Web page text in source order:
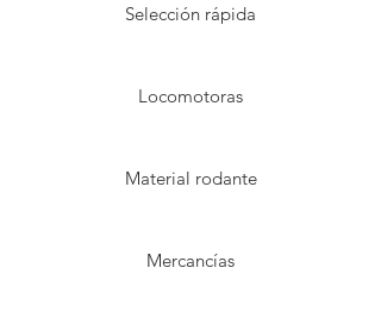
Selección rápida
Locomotoras
Material rodante
Mercancías